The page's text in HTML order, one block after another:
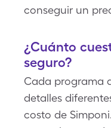
conseguir un
¿Cuánto
seguro?
Cada programa
detalles
costo de